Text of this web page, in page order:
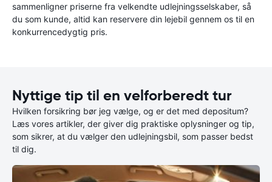
sammenligner priserne fra velkendte udlejningsselskaber, så
du som kunde, altid kan reservere din lejebil gennem os til en
konkurrencedygtig pris.
Nyttige tip til en velforberedt tur
Hvilken forsikring bør jeg vælge, og er det med depositum?
Læs vores artikler, der giver dig praktiske oplysninger og tip,
som sikrer, at du vælger den udlejningsbil, som passer bedst
til dig.